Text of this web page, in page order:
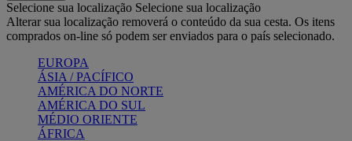
Selecione sua localização Selecione sua localização
Alterar sua localização removerá o conteúdo da sua cesta. Os itens
comprados on-line só podem ser enviados para o país selecionado.
EUROPA
ÁSIA / PACÍFICO
AMÉRICA DO NORTE
AMÉRICA DO SUL
MÉDIO ORIENTE
ÁFRICA